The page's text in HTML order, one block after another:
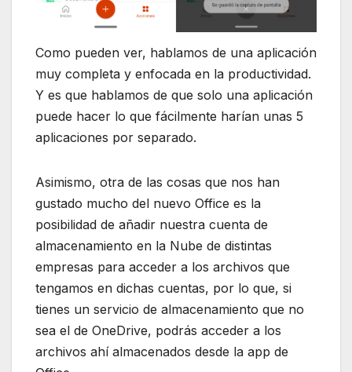
Como pueden ver, hablamos de una aplicación
muy completa y enfocada en la productividad.
Y es que hablamos de que solo una aplicación
puede hacer lo que fácilmente harían unas 5
aplicaciones por separado.
Asimismo, otra de las cosas que nos han
gustado mucho del nuevo Office es la
posibilidad de añadir nuestra cuenta de
almacenamiento en la Nube de distintas
empresas para acceder a los archivos que
tengamos en dichas cuentas, por lo que, si
tienes un servicio de almacenamiento que no
sea el de OneDrive, podrás acceder a los
archivos ahí almacenados desde la app de